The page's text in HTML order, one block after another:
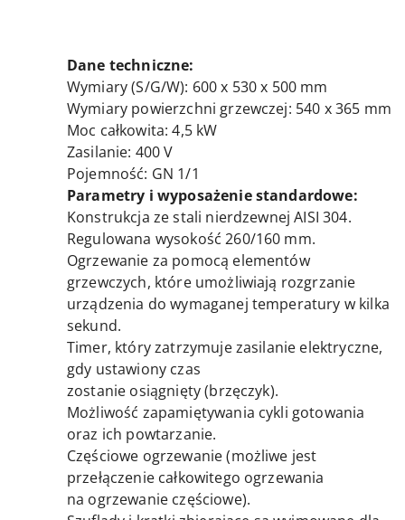
Dane techniczne:
Wymiary (S/G/W): 600 x 530 x 500 mm
Wymiary powierzchni grzewczej: 540 x 365 mm
Moc całkowita: 4,5 kW
Zasilanie: 400 V
Pojemność: GN 1/1
Parametry i wyposażenie standardowe:
Konstrukcja ze stali nierdzewnej AISI 304.
Regulowana wysokość 260/160 mm.
Ogrzewanie za pomocą elementów
grzewczych, które umożliwiają rozgrzanie
urządzenia do wymaganej temperatury w kilka
sekund.
Timer, który zatrzymuje zasilanie elektryczne,
gdy ustawiony czas
zostanie osiągnięty (brzęczyk).
Możliwość zapamiętywania cykli gotowania
oraz ich powtarzanie.
Częściowe ogrzewanie (możliwe jest
przełączenie całkowitego ogrzewania
na ogrzewanie częściowe).